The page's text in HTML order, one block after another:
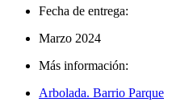
Fecha de entrega:
Marzo 2024
Más información:
Arbolada. Barrio Parque